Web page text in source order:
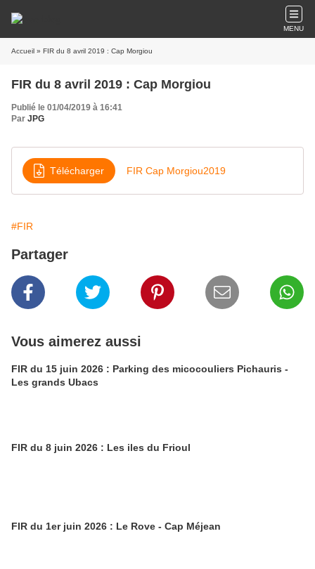
MENU
Accueil » FIR du 8 avril 2019 : Cap Morgiou
FIR du 8 avril 2019 : Cap Morgiou
Publié le 01/04/2019 à 16:41
Par JPG
Télécharger FIR Cap Morgiou2019
#FIR
Partager
Vous aimerez aussi
FIR du 15 juin 2026 : Parking des micocouliers Pichauris -
Les grands Ubacs
FIR du 8 juin 2026 : Les iles du Frioul
FIR du 1er juin 2026 : Le Rove - Cap Méjean